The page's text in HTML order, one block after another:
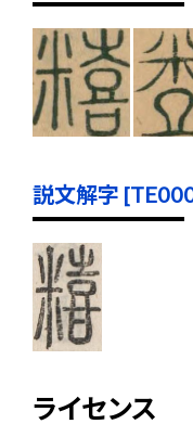
説文解字
ライセンス